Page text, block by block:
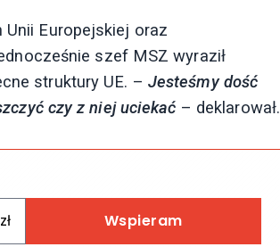
Europejskiej oraz
szef MSZ wyraził
struktury UE. – Jesteśmy dość
czy z niej uciekać – deklarował.
Wspieram